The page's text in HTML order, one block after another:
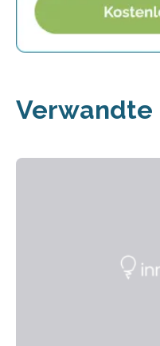
Verwandte